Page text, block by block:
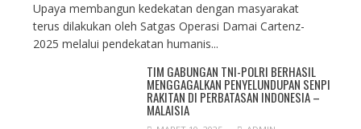
Upaya membangun kedekatan dengan masyarakat
terus dilakukan oleh Satgas Operasi Damai Cartenz-
2025 melalui pendekatan humanis...
TIM GABUNGAN TNI-POLRI BERHASIL
MENGGAGALKAN PENYELUNDUPAN SENPI
RAKITAN DI PERBATASAN INDONESIA –
MALAISIA